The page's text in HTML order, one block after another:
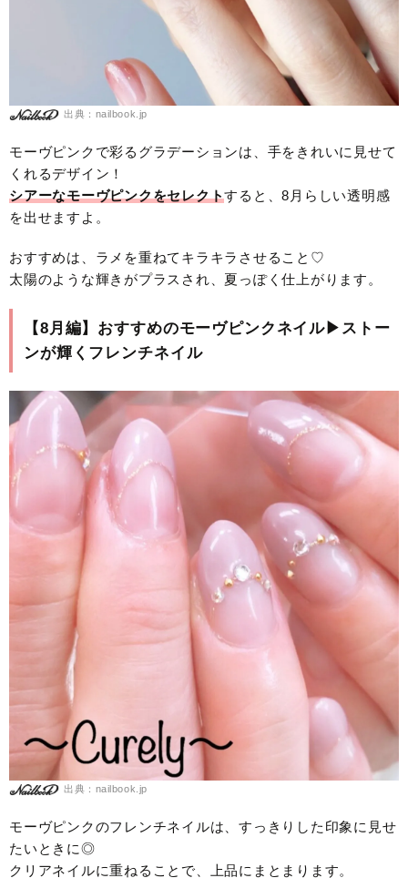
出典：nailbook.jp
モーヴピンクで彩るグラデーションは、手をきれいに見せて
くれるデザイン！
シアーなモーヴピンクをセレクトすると、8月らしい透明感
を出せますよ。
おすすめは、ラメを重ねてキラキラさせること♡
太陽のような輝きがプラスされ、夏っぽく仕上がります。
【8月編】おすすめのモーヴピンクネイル▶︎ストー
ンが輝くフレンチネイル
出典：nailbook.jp
モーヴピンクのフレンチネイルは、すっきりした印象に見せ
たいときに◎
クリアネイルに重ねることで、上品にまとまります。